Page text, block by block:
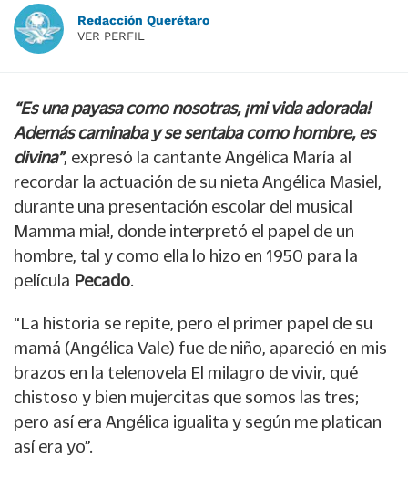
Redacción Querétaro
VER PERFIL
“Es una payasa como nosotras, ¡mi vida adorada!
Además caminaba y se sentaba como hombre, es
divina”, expresó la cantante Angélica María al
recordar la actuación de su nieta Angélica Masiel,
durante una presentación escolar del musical
Mamma mia!, donde interpretó el papel de un
hombre, tal y como ella lo hizo en 1950 para la
película Pecado.
“La historia se repite, pero el primer papel de su
mamá (Angélica Vale) fue de niño, apareció en mis
brazos en la telenovela El milagro de vivir, qué
chistoso y bien mujercitas que somos las tres;
pero así era Angélica igualita y según me platican
así era yo”.